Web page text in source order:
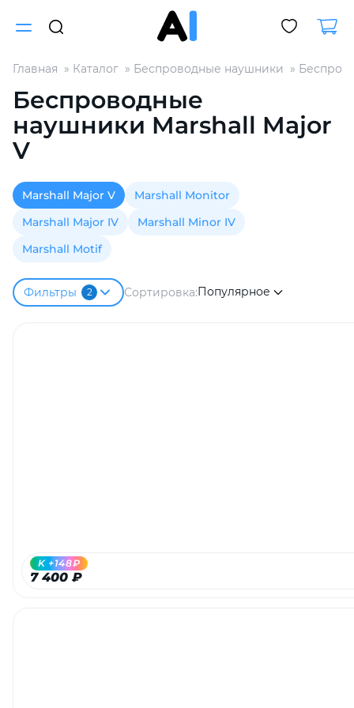
Главная Каталог Беспроводные наушники
Беспроводные
наушники Marshall Major
V
Marshall Major V
Marshall Monitor
Marshall Major IV
Marshall Minor IV
Marshall Motif
Фильтры 2 Сортировка:Популярное
7 400 ₽
K +148₽
Для клиентов всех банков
Разбейте
оплату
без переплат
График платежей
Сегодня
25%